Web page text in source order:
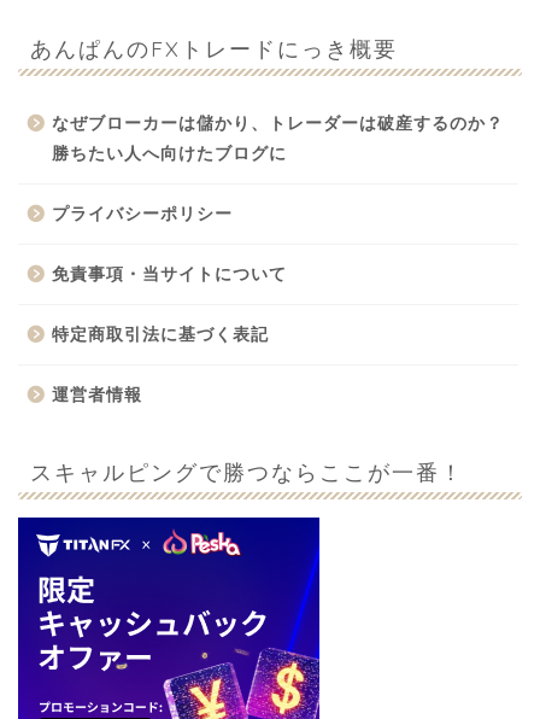
あんぱんのFXトレードにっき概要
なぜブローカーは儲かり、トレーダーは破産するのか？
勝ちたい人へ向けたブログに
プライバシーポリシー
免責事項・当サイトについて
特定商取引法に基づく表記
運営者情報
スキャルピングで勝つならここが一番！